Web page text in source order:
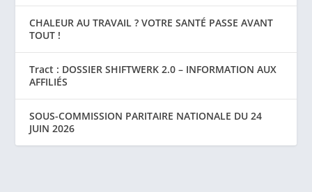
CHALEUR AU TRAVAIL ? VOTRE SANTÉ PASSE AVANT
TOUT !
Tract : DOSSIER SHIFTWERK 2.0 – INFORMATION AUX
AFFILIÉS
SOUS-COMMISSION PARITAIRE NATIONALE DU 24
JUIN 2026